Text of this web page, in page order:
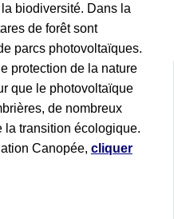
biodiversité. Dans la
de forêt sont
parcs photovoltaïques.
protection de la nature
que le photovoltaïque
de nombreux
la transition écologique.
Canopée, cliquer